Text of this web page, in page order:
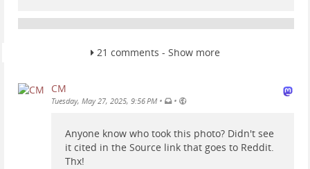
21 comments - Show more
CM
Tuesday, May 27, 2025, 9:56 PM • •
Anyone know who took this photo? Didn't see
it cited in the Source link that goes to Reddit.
Thx!